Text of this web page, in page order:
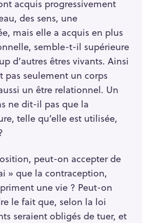
acquis progressivement
des sens, une
mais elle a acquis en plus
semble-t-il supérieure
d’autres êtres vivants. Ainsi
pas seulement un corps
un être relationnel. Un
ne dit-il pas que la
telle qu’elle est utilisée,
peut-on accepter de
» que la contraception,
une vie ? Peut-on
le fait que, selon la loi
seraient obligés de tuer, et